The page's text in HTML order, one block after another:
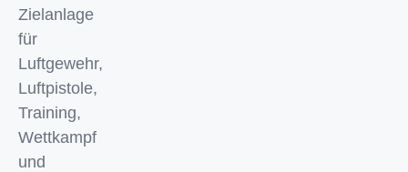
Zielanlage
für
Luftgewehr,
Luftpistole,
Training,
Wettkampf
und